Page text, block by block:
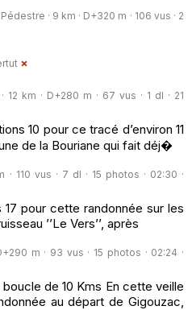
· 9 km · D+320 m · 106 vus · 2
12 km · D+280 m · 67 vus · 1 dl · 21
10 pour ce tracé d’environ 11
de la Bouriane qui fait déj�
110 vus · 7 dl · 15 photos · 02:30 ·
pour cette randonnée sur les
’’Le Vers’’, après
m · 93 vus · 15 photos · 02:24 ·
de 10 Kms En cette veille
au départ de Gigouzac,